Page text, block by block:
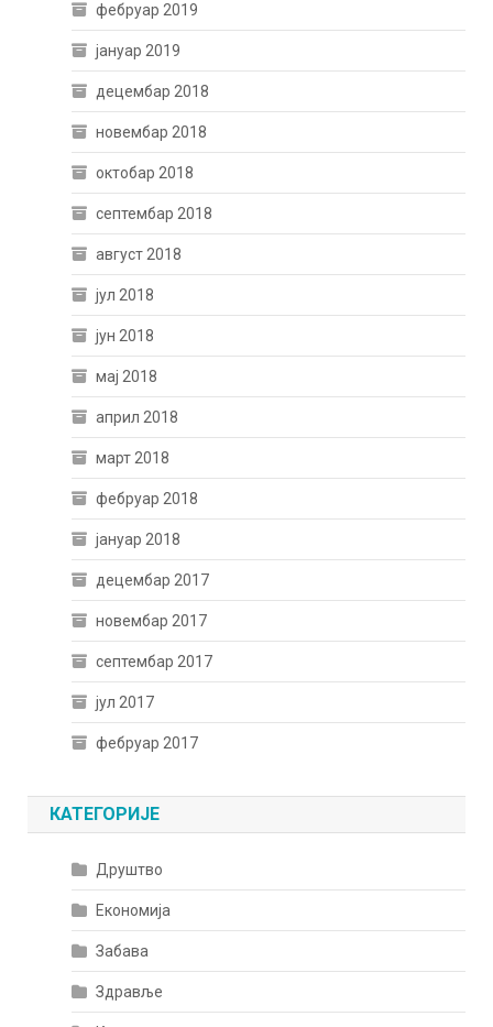
фебруар 2019
јануар 2019
децембар 2018
новембар 2018
октобар 2018
септембар 2018
август 2018
јул 2018
јун 2018
мај 2018
април 2018
март 2018
фебруар 2018
јануар 2018
децембар 2017
новембар 2017
септембар 2017
јул 2017
фебруар 2017
КАТЕГОРИЈЕ
Друштво
Економија
Забава
Здравље